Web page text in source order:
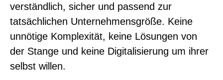
verständlich, sicher und passend zur
tatsächlichen Unternehmensgröße. Keine
unnötige Komplexität, keine Lösungen von
der Stange und keine Digitalisierung um ihrer
selbst willen.